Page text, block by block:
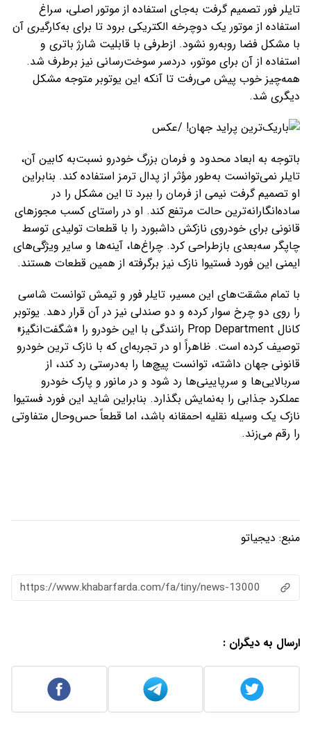
تایلر فور تصمیم گرفت به‌جای استفاده از موتور اصلی، سراغ
استفاده از موتور یک دوچرخه الکتریکی برود تا برای به‌کارگیری آن
با مشکل فضا روبه‌رو نشود. ازطرفی با قابلیت شارژ باتری و
استفاده از آن برای موتور، دردسر سوخت‌رسانی نیز برطرف شد.
همه‌چیز خوب پیش می‌رفت تا آنکه این یوتوبر متوجه مشکل
دیگری شد.
باتوجه به ابعاد محدود و فرمان بزرگ خودرو نسبت‌به کابین آن،
تایلر نمی‌توانست به‌طور مؤثر از پدال ترمز استفاده کند. بنابراین
او تصمیم گرفت نیمی از فرمان را ببرد تا این مشکل را در
ساده‌انگارانه‌ترین حالت مرتفع کند. او در راستای کسب مجوزهای
قانونی برای خودروی نازکش داشبورد را با قطعات تولیدی توسط
چاپگر سه‌بعدی بازطراحی کرد. چراغ‌ها، آینه‌ها و سایر ویژگی‌های
ایمنی این فورد فستیوا نازک نیز برگرفته از همین قطعات هستند.
با تمام مشقت‌های این مسیر، تایلر فور و تیمش توانست شاسی
را روی دو چرخ سوار کرده و دو صندلی نیز در آن قرار دهد. یوتوبر
کانال Prop Department رانندگی با این خودرو را «شگفت‌انگیز»
توصیف کرده است. ظاهراً او در تجربه‌ای که با نازک ترین خودرو
قانونی جهان داشته، توانست پیچ‌ها را به‌درستی رد کند، از
سربالایی‌ها و سرپایینی‌ها رد شود و در مانور و پارک خودرو
عملکرد جذابی را به‌نمایش بگذارد. بنابراین شاید این فورد فستیوا
نازک یک وسیله نقلیه احمقانه باشد، اما قطعاً حس‌وحال متفاوتی
را رقم می‌زند.
منبع: دیجیاتو
https://www.khabarfarda.com/fa/tiny/news-13000
ارسال به دیگران :